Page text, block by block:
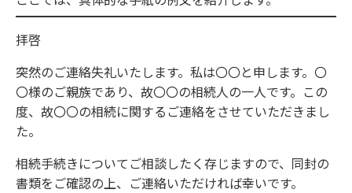
拝啓
突然のご連絡失礼いたします。私は〇〇と申します。〇
〇様のご親族であり、故〇〇の相続人の一人です。この
度、故〇〇の相続に関するご連絡をさせていただきまし
た。
相続手続きについてご相談したく存じますので、同封の
書類をご確認の上、ご連絡いただければ幸いです。